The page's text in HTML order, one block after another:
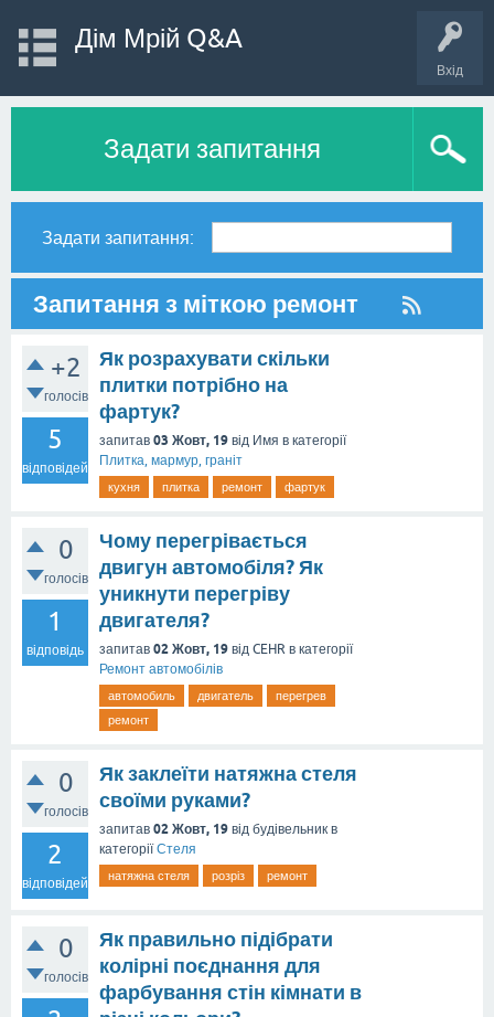
Вхід
Дім Мрій Q&A
Задати запитання
Задати запитання:
Запитання з міткою ремонт
+2
голосів
5
відповідей
Як розрахувати скільки
плитки потрібно на
фартук?
запитав 03 Жовт, 19 від Имя в категорії
Плитка, мармур, граніт
кухня плитка ремонт фартук
0
голосів
1
відповідь
Чому перегрівається
двигун автомобіля? Як
уникнути перегріву
двигателя?
запитав 02 Жовт, 19 від CEHR в категорії
Ремонт автомобілів
автомобиль двигатель
перегрев
ремонт
0
голосів
2
відповідей
Як заклеїти натяжна стеля
своїми руками?
запитав 02 Жовт, 19 від будівельник в
категоріїСтеля
натяжна стеля розріз ремонт
0
голосів
Як правильно підібрати
колірні поєднання для
фарбування стін кімнати в